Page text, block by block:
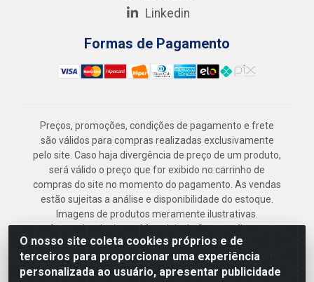
O nosso site coleta cookies próprios e de
terceiros para proporcionar uma experiência
personalizada ao usuário, apresentar publicidade
Linkedin
Formas de Pagamento
Preços, promoções, condições de pagamento e frete
são válidos para compras realizadas exclusivamente
pelo site. Caso haja divergência de preço de um produto,
será válido o preço que for exibido no carrinho de
compras do site no momento do pagamento. As vendas
estão sujeitas a análise e disponibilidade do estoque.
Imagens de produtos meramente ilustrativas.
Armazém Jenipapo Materiais de Construção em
Geral LTDA - Rua das Flores, 2691 - Guabiraba,
Recife/PE - CEP 52.291-630 - CNPJ
41.097.379/0001-